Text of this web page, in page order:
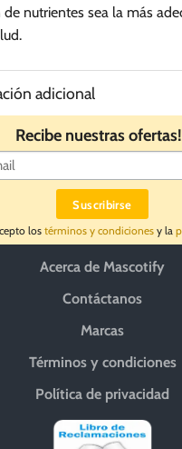
nutrientes sea la más
adicional
Recibe nuestras ofertas!
lostérminos y condiciones y la
Acerca de Mascotify
Contáctanos
Marcas
Términos y condiciones
Política de privacidad